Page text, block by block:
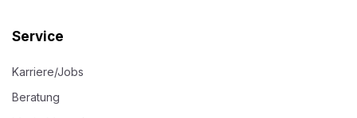
Service
Karriere/Jobs
Beratung